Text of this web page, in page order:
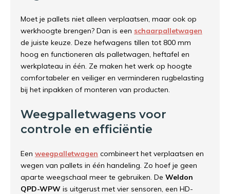
Moet je pallets niet alleen verplaatsen, maar ook op
werkhoogte brengen? Dan is een schaarpalletwagen
de juiste keuze. Deze hefwagens tillen tot 800 mm
hoog en functioneren als palletwagen, heftafel en
werkplateau in één. Ze maken het werk op hoogte
comfortabeler en veiliger en verminderen rugbelasting
bij het inpakken of monteren van producten.
Weegpalletwagens voor
controle en efficiëntie
Een weegpalletwagen combineert het verplaatsen en
wegen van pallets in één handeling. Zo hoef je geen
aparte weegschaal meer te gebruiken. De Weldon
QPD-WPW is uitgerust met vier sensoren, een HD-